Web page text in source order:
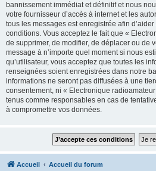
bannissement immédiat et définitif et nous
votre fournisseur d’accès à internet et les
tous les messages est enregistrée afin
conditions. Vous acceptez le fait que «
de supprimer, de modifier, de déplacer ou de
message à n’importe quel moment si nous
qu’utilisateur, vous acceptez que toutes les
renseignées soient enregistrées dans notre
informations ne seront pas diffusées à une
consentement, ni « Electronique
tenus comme responsables en cas de
à compromettre vos données.
Accueil Accueil du forum